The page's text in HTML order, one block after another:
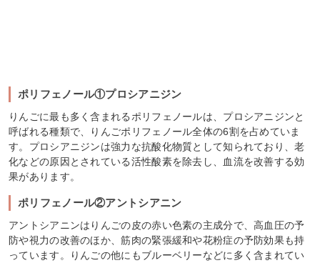
ポリフェノール①プロシアニジン
りんごに最も多く含まれるポリフェノールは、プロシアニジンと
呼ばれる種類で、りんごポリフェノール全体の6割を占めていま
す。プロシアニジンは強力な抗酸化物質として知られており、老
化などの原因とされている活性酸素を除去し、血流を改善する効
果があります。
ポリフェノール②アントシアニン
アントシアニンはりんごの皮の赤い色素の主成分で、高血圧の予
防や視力の改善のほか、筋肉の緊張緩和や花粉症の予防効果も持
っています。りんごの他にもブルーベリーなどに多く含まれてい